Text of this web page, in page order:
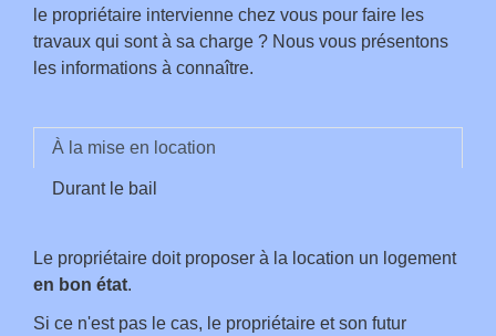
le propriétaire intervienne chez vous pour faire les
travaux qui sont à sa charge ? Nous vous présentons
les informations à connaître.
À la mise en location
Durant le bail
Le propriétaire doit proposer à la location un logement
en bon état.
Si ce n'est pas le cas, le propriétaire et son futur